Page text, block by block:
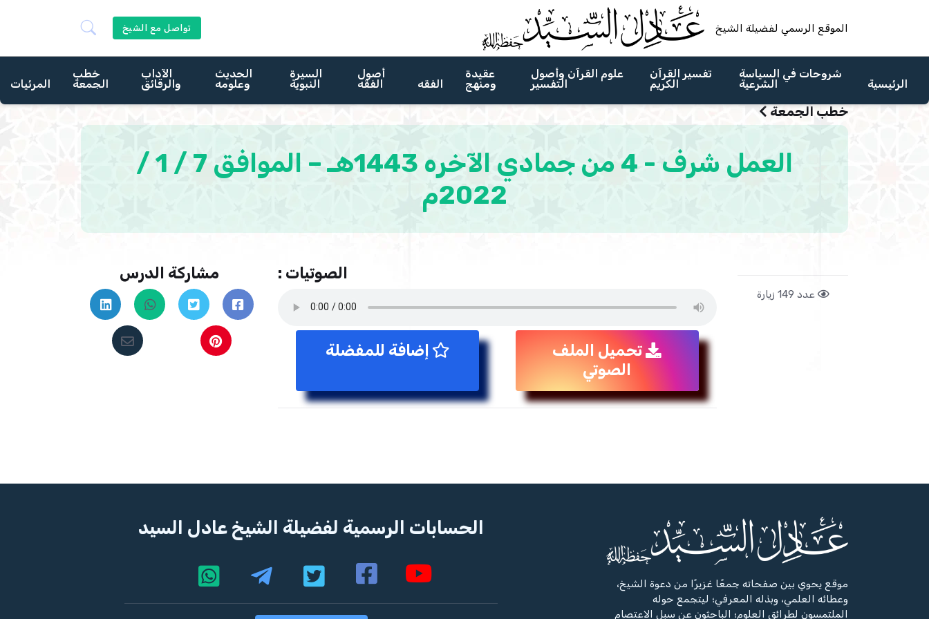
الموقع الرسمي لفضيلة الشيخ تواصل مع الشيخ
الرئيسية
شروحات في السياسة
الشرعية
تفسير القرآن
الكريم
علوم القرآن وأصول
التفسير
عقيدة
ومنهج الفقه
أصول
الفقه
السيرة
النبوية
الحديث
وعلومه
الآداب
والرقائق
خطب
الجمعة المرئيات
خطب الجمعة
العمل شرف - 4 من جمادي الآخره 1443هـ – الموافق 7 / 1 /
2022م
عدد 149 زيارة
الصوتيات :
تحميل الملف
الصوتي
إضافة للمفضلة
مشاركة الدرس
موقع يحوي بين صفحاته جمعًا غزيرًا من دعوة الشيخ،
وعطائه العلمي، وبذله المعرفي؛ ليتجمع حوله
الملتمسون لطرائق العلوم؛ الباحثون عن سبل الاعتصام
الحسابات الرسمية لفضيلة الشيخ عادل السيد